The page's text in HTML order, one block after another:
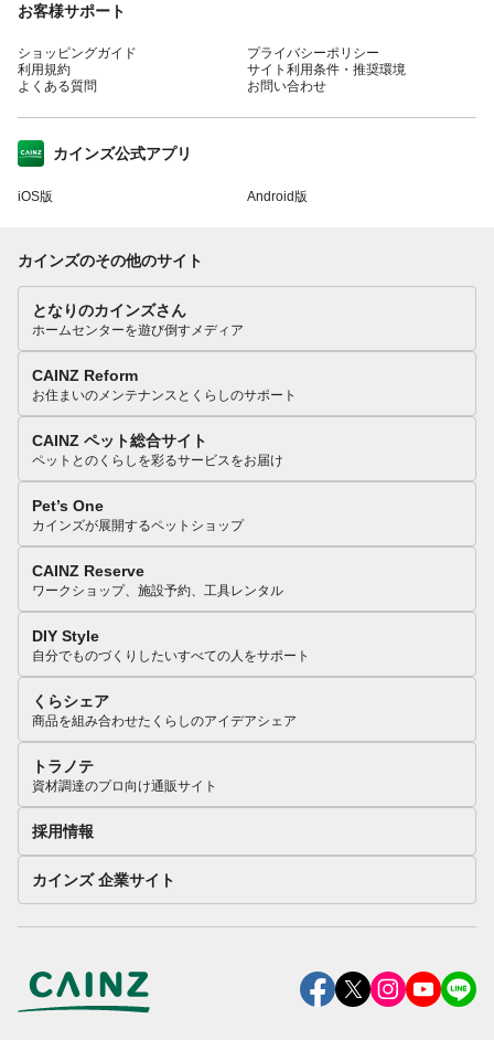
お客様サポート
ショッピングガイド
利用規約
よくある質問
プライバシーポリシー
サイト利用条件・推奨環境
お問い合わせ
カインズ公式アプリ
iOS版 Android版
カインズのその他のサイト
となりのカインズさん
ホームセンターを遊び倒すメディア
CAINZ Reform
お住まいのメンテナンスとくらしのサポート
CAINZ ペット総合サイト
ペットとのくらしを彩るサービスをお届け
Pet’s One
カインズが展開するペットショップ
CAINZ Reserve
ワークショップ、施設予約、工具レンタル
DIY Style
自分でものづくりしたいすべての人をサポート
くらシェア
商品を組み合わせたくらしのアイデアシェア
トラノテ
資材調達のプロ向け通販サイト
採用情報
カインズ 企業サイト